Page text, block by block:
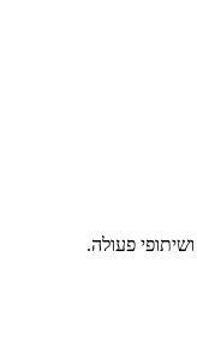
פעולה.